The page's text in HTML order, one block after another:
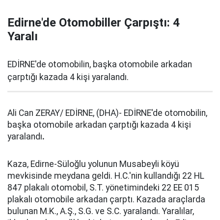
Edirne'de Otomobiller Çarpıştı: 4
Yaralı
EDİRNE'de otomobilin, başka otomobile arkadan
çarptığı kazada 4 kişi yaralandı.
Ali Can ZERAY/ EDİRNE, (DHA)- EDİRNE'de otomobilin,
başka otomobile arkadan çarptığı kazada 4 kişi
yaralandı.
Kaza, Edirne-Süloğlu yolunun Musabeyli köyü
mevkisinde meydana geldi. H.C.'nin kullandığı 22 HL
847 plakalı otomobil, S.T. yönetimindeki 22 EE 015
plakalı otomobile arkadan çarptı. Kazada araçlarda
bulunan M.K., A.Ş., S.G. ve S.C. yaralandı. Yaralılar,